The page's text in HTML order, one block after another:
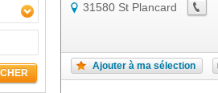
31580 St Plancard
Ajouter à ma sélection